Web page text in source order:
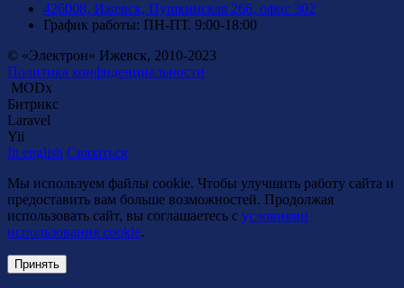
426008, Ижевск, Пушкинская 266, офис 302
График работы: ПН-ПТ. 9:00-18:00
© «Электрон» Ижевск, 2010-2023
Политика конфиденциальности
MODx
Битрикс
Laravel
Yii
In english Связаться
Мы используем файлы cookie. Чтобы улучшить работу сайта и
предоставить вам больше возможностей. Продолжая
использовать сайт, вы соглашаетесь с условиями
использования cookie.
Принять